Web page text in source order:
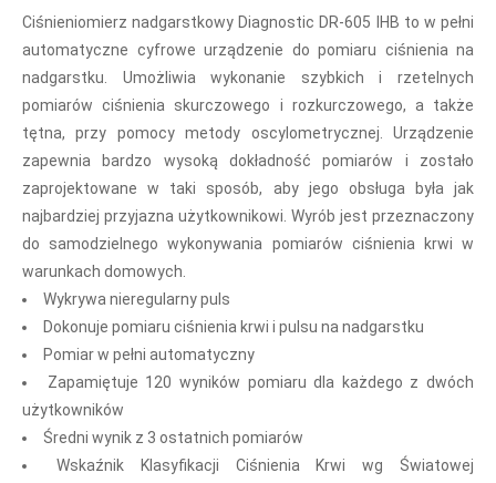
Ciśnieniomierz nadgarstkowy Diagnostic DR-605 IHB to w pełni
automatyczne cyfrowe urządzenie do pomiaru ciśnienia na
nadgarstku. Umożliwia wykonanie szybkich i rzetelnych
pomiarów ciśnienia skurczowego i rozkurczowego, a także
tętna, przy pomocy metody oscylometrycznej. Urządzenie
zapewnia bardzo wysoką dokładność pomiarów i zostało
zaprojektowane w taki sposób, aby jego obsługa była jak
najbardziej przyjazna użytkownikowi. Wyrób jest przeznaczony
do samodzielnego wykonywania pomiarów ciśnienia krwi w
warunkach domowych.
Wykrywa nieregularny puls
Dokonuje pomiaru ciśnienia krwi i pulsu na nadgarstku
Pomiar w pełni automatyczny
Zapamiętuje 120 wyników pomiaru dla każdego z dwóch
użytkowników
Średni wynik z 3 ostatnich pomiarów
Wskaźnik Klasyfikacji Ciśnienia Krwi wg Światowej